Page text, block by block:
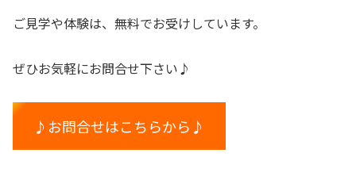
ご見学や体験は、無料でお受けしています。
ぜひお気軽にお問合せ下さい♪
♪お問合せはこちらから♪